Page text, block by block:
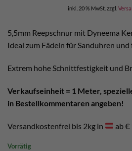
inkl. 20 % MwSt. zzgl.
5,5mm Reepschnur mit Dyneema
Ideal zum Fädeln für Sanduhren
Extrem hohe Schnittfestigkeit und
Verkaufseinheit = 1 Meter,
in Bestellkommentaren angeben!
Versandkostenfrei bis 2kg in ab €
Vorrätig